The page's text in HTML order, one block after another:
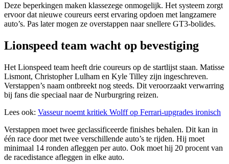
Deze beperkingen maken klassezege onmogelijk. Het systeem zorgt
ervoor dat nieuwe coureurs eerst ervaring opdoen met langzamere
auto’s. Pas later mogen ze overstappen naar snellere GT3-bolides.
Lionspeed team wacht op bevestiging
Het Lionspeed team heeft drie coureurs op de startlijst staan. Matisse
Lismont, Christopher Lulham en Kyle Tilley zijn ingeschreven.
Verstappen’s naam ontbreekt nog steeds. Dit veroorzaakt verwarring
bij fans die speciaal naar de Nurburgring reizen.
Lees ook: Vasseur noemt kritiek Wolff op Ferrari-upgrades ironisch
Verstappen moet twee geclassificeerde finishes behalen. Dit kan in
één race door met twee verschillende auto’s te rijden. Hij moet
minimaal 14 ronden afleggen per auto. Ook moet hij 20 procent van
de racedistance afleggen in elke auto.